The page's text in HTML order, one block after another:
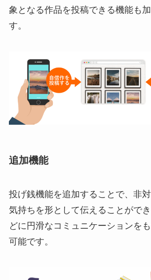
象となる作品を投稿できる機能も
す。
追加機能
投げ銭機能を追加することで、非
気持ちを形として伝えることがで
どに円滑なコミュニケーションを
可能です。